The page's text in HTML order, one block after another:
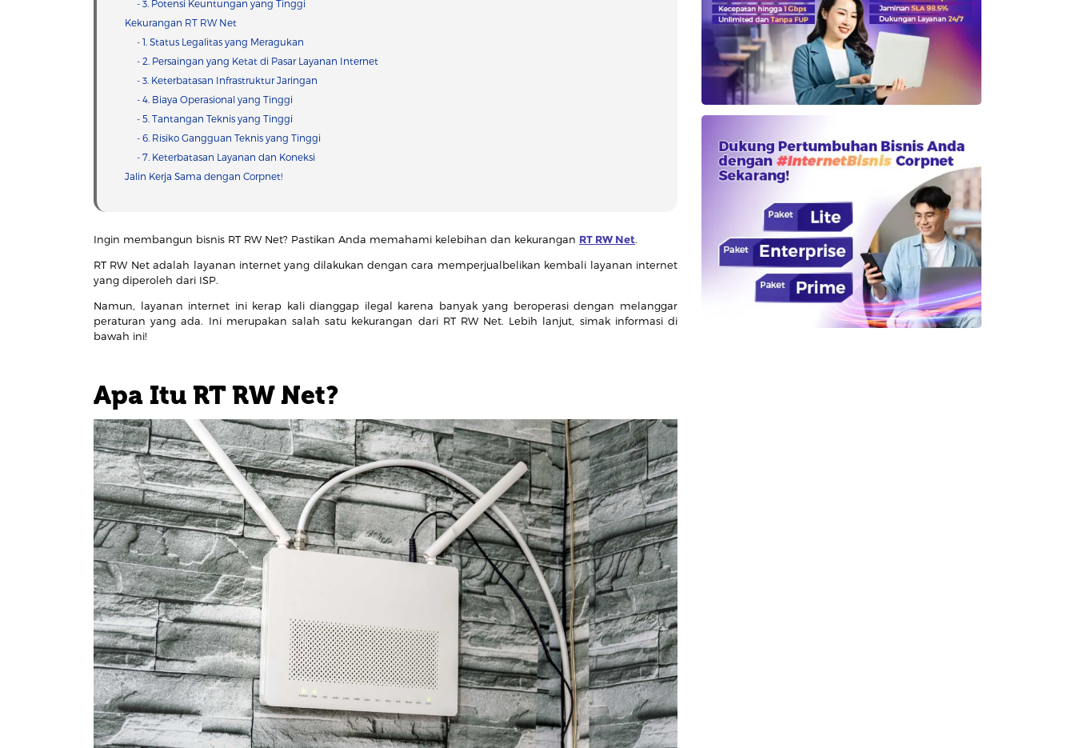
- 3. Potensi Keuntungan yang Tinggi
Kekurangan RT RW Net
- 1. Status Legalitas yang Meragukan
- 2. Persaingan yang Ketat di Pasar Layanan Internet
- 3. Keterbatasan Infrastruktur Jaringan
- 4. Biaya Operasional yang Tinggi
- 5. Tantangan Teknis yang Tinggi
- 6. Risiko Gangguan Teknis yang Tinggi
- 7. Keterbatasan Layanan dan Koneksi
Jalin Kerja Sama dengan Corpnet!
Ingin membangun bisnis RT RW Net? Pastikan Anda memahami kelebihan dan kekurangan RT RW Net.
RT RW Net adalah layanan internet yang dilakukan dengan cara memperjualbelikan kembali layanan internet
yang diperoleh dari ISP.
Namun, layanan internet ini kerap kali dianggap ilegal karena banyak yang beroperasi dengan melanggar
peraturan yang ada. Ini merupakan salah satu kekurangan dari RT RW Net. Lebih lanjut, simak informasi di
bawah ini!
Apa Itu RT RW Net?